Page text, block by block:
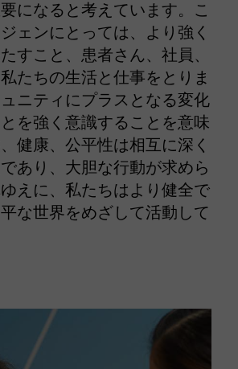
になると考えています。こ
ェンにとっては、より強く
すこと、患者さん、社員、
たちの生活と仕事をとりま
ニティにプラスとなる変化
を強く意識することを意味
健康、公平性は相互に深く
あり、大胆な行動が求めら
えに、私たちはより健全で
な世界をめざして活動して